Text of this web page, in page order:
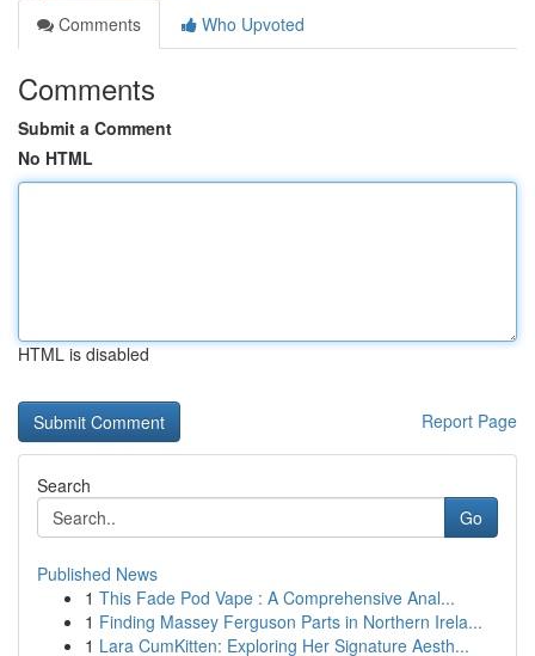
Comments
Who Upvoted
Comments
Submit a Comment
No HTML
HTML is disabled
Report Page
Search
Go
Published News
1 This Fade Pod Vape : A Comprehensive Anal...
1 Finding Massey Ferguson Parts in Northern Irela...
1 Lara CumKitten: Exploring Her Signature Aesth...